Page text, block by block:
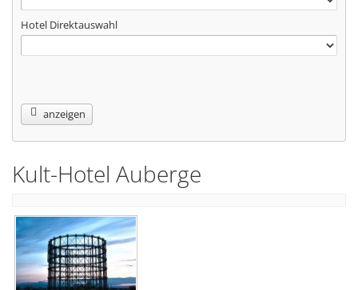
Hotel Direktauswahl
anzeigen
Kult-Hotel Auberge